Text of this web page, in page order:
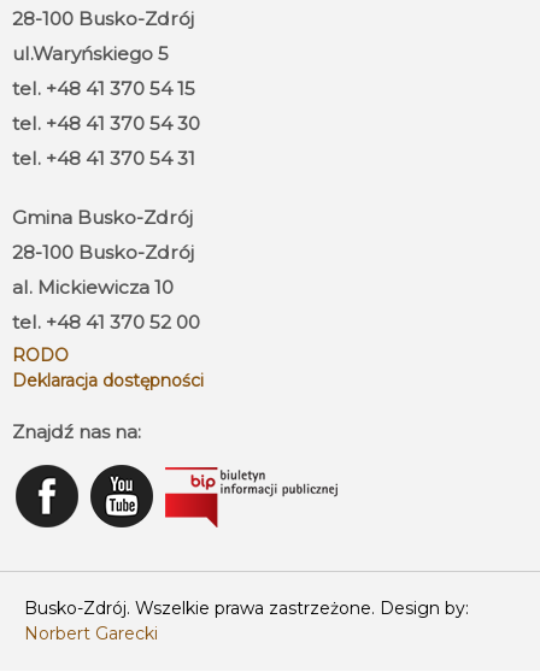
28-100 Busko-Zdrój
ul.Waryńskiego 5
tel. +48 41 370 54 15
tel. +48 41 370 54 30
tel. +48 41 370 54 31
Gmina Busko-Zdrój
28-100 Busko-Zdrój
al. Mickiewicza 10
tel. +48 41 370 52 00
RODO
Deklaracja dostępności
Znajdź nas na:
Busko-Zdrój. Wszelkie prawa zastrzeżone. Design by:
Norbert Garecki